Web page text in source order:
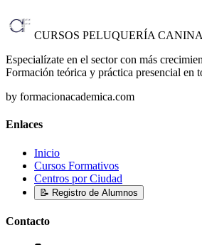
CURSOS PELUQUERÍA CANINA
Especialízate en el sector con más
Formación teórica y práctica presencial en
by formacionacademica.com
Enlaces
Inicio
Cursos Formativos
Centros por Ciudad
📝 Registro de Alumnos
Contacto